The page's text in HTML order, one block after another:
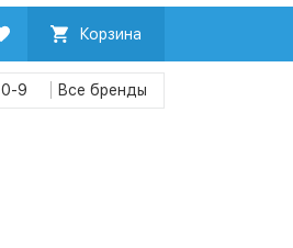
Корзина
0-9